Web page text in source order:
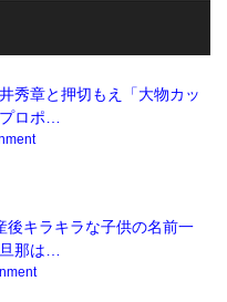
秀章と押切もえ「大物カッ
ロポ…
後キラキラな子供の名前一
那は…